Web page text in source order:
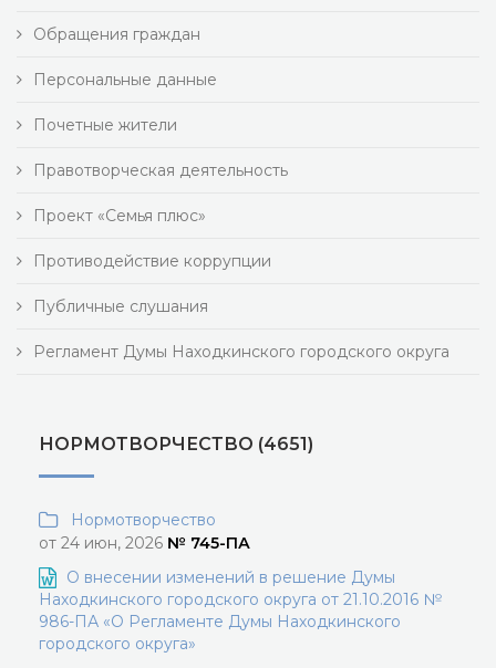
Обращения граждан
Персональные данные
Почетные жители
Правотворческая деятельность
Проект «Семья плюс»
Противодействие коррупции
Публичные слушания
Регламент Думы Находкинского городского округа
НОРМОТВОРЧЕСТВО (4651)
Нормотворчество
от 24 июн, 2026 № 745-ПА
О внесении изменений в решение Думы
Находкинского городского округа от 21.10.2016 №
986-ПА «О Регламенте Думы Находкинского
городского округа»